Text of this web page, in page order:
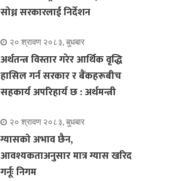
सोध्न सरकारलाई निर्देशन
२० श्रावण २०८३, बुधबार
अर्थतन्त्र विस्तार गरेर आर्थिक वृद्धि
हासिल गर्न सरकार र बैंकहरूबीच
सहकार्य अपरिहार्य छ : अर्थमन्त्री
२० श्रावण २०८३, बुधबार
ग्यासको अभाव छैन,
आवश्यकताअनुसार मात्र ग्यास खरिद
गर्नूः निगम